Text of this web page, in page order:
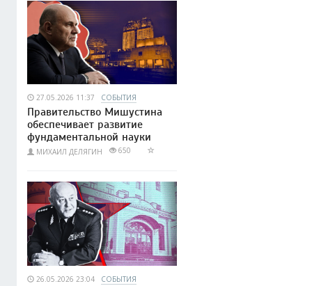
27.05.2026 11:37 СОБЫТИЯ
Правительство Мишустина
обеспечивает развитие
фундаментальной науки
МИХАИЛ ДЕЛЯГИН 650
26.05.2026 23:04 СОБЫТИЯ